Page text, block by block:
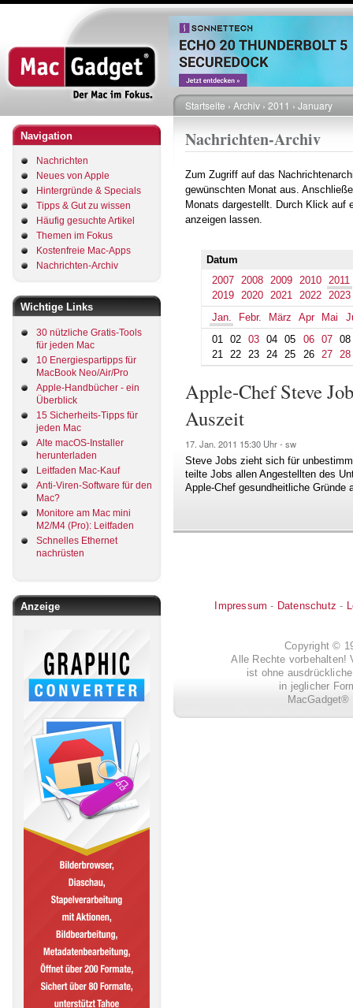
Direkt
zum
Inhalt
Navigation
Nachrichten
Neues von Apple
Hintergründe & Specials
Tipps & Gut zu wissen
Häufig gesuchte Artikel
Themen im Fokus
Kostenfreie Mac-Apps
Nachrichten-Archiv
Wichtige Links
30 nützliche Gratis-Tools
für jeden Mac
10 Energiespartipps für
MacBook Neo/Air/Pro
Apple-Handbücher - ein
Überblick
15 Sicherheits-Tipps für
jeden Mac
Alte macOS-Installer
herunterladen
Leitfaden Mac-Kauf
Anti-Viren-Software für den
Mac?
Monitore am Mac mini
M2/M4 (Pro): Leitfaden
Schnelles Ethernet
nachrüsten
Anzeige
Pfadnavigation
Startseite Archiv 2011 January
Nachrichten-Archiv
Zum Zugriff auf das
gewünschten Monat aus.
Monats dargestellt. Durch Klick auf
anzeigen lassen.
Datum
2007
2008 2009 2010
2011
2019
2020 2021 2022
2023
Jan.
Febr. März Apr Mai
01
02 03 04 05 06 07
08
21
22 23 24 25 26 27 28
Apple-Chef Steve
Auszeit
17. Jan. 2011 15:30 Uhr - sw
Steve Jobs zieht sich für
teilte Jobs allen Angestellten des
Apple-Chef gesundheitliche Gründe
Impressum - Datenschutz -
Copyright ©
Alle Rechte vorbehalten!
ist ohne
in jeglicher
MacGadget®